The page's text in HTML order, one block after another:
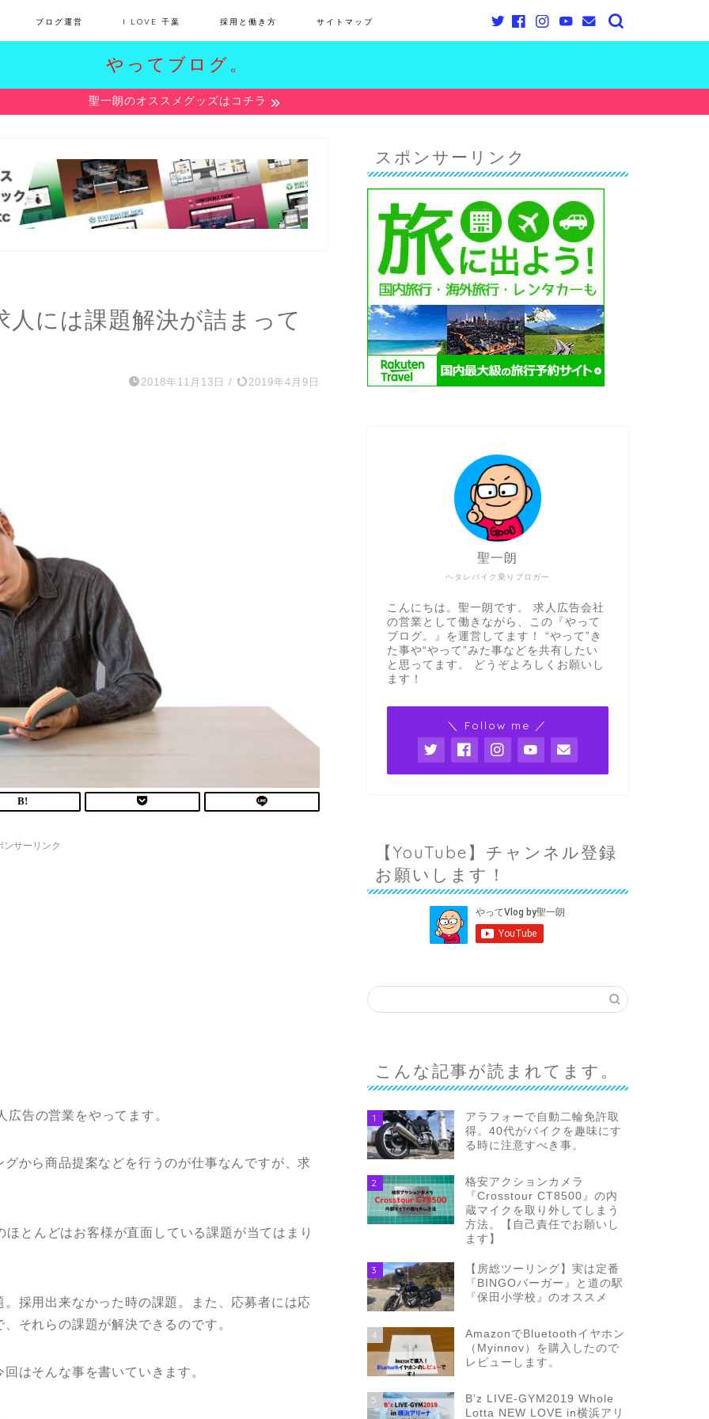
ブログ運営 I LOVE 千葉 採用と働き方 サイトマップ
やってブログ。
聖一朗のオススメグッズはコチラ
人には課題解決が詰まって
2018年11月13日 / 2019年4月9日
ンサーリンク
広告の営業をやってます。
から商品提案などを行うのが仕事なんですが、求
とんどはお客様が直面している課題が当てはまり
採用出来なかった時の課題。また、応募者には応
それらの課題が解決できるのです。
はそんな事を書いていきます。
スポンサーリンク
ヘタレバイク乗りブロガー
聖一朗
こんにちは。聖一朗です。 求人広告会社
の営業として働きながら、この『やって
ブログ。』を運営してます！ “やって”き
た事や“やって”みた事などを共有したい
と思ってます。 どうぞよろしくお願いし
ます！
＼ Follow me ／
【YouTube】チャンネル登録
お願いします！
こんな記事が読まれてます。
1
アラフォーで自動二輪免許取
得。40代がバイクを趣味にす
る時に注意すべき事。
2
格安アクションカメラ
『Crosstour CT8500』の内
蔵マイクを取り外してしまう
方法。【自己責任でお願いし
ます】
3
【房総ツーリング】実は定番
『BINGOバーガー』と道の駅
『保田小学校』のオススメ
4
AmazonでBluetoothイヤホン
（Myinnov）を購入したので
レビューします。
5
B’z LIVE-GYM2019 Whole
Lotta NEW LOVE in横浜アリ